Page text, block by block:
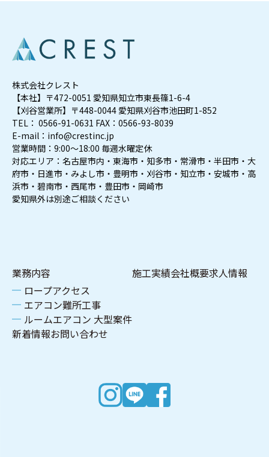
業務内容
ロープアクセス
エアコン難所工事
ルームエアコン 大型案件
施工実績会社概要求人情報
新着情報お問い合わせ
株式会社クレスト
【本社】〒472-0051 愛知県知立市東長篠1-6-4
【刈谷営業所】〒448-0044 愛知県刈谷市池田町1-852
TEL： 0566-91-0631 FAX：0566-93-8039
E-mail：info@crestinc.jp
営業時間：9:00～18:00 毎週水曜定休
対応エリア：名古屋市内・東海市・知多市・常滑市・半田市・大
府市・日進市・みよし市・豊明市・刈谷市・知立市・安城市・高
浜市・碧南市・西尾市・豊田市・岡崎市
愛知県外は別途ご相談ください